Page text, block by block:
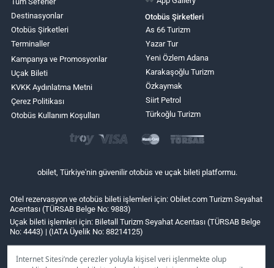
İnternet Sitesi’nde çerezler yoluyla kişisel veri işlenmekte olup
Destinasyonlar
Otobüs Şirketleri
Terminaller
Kampanya ve Promosyonlar
Uçak Bileti
KVKK Aydınlatma Metni
Çerez Politikası
Otobüs Kullanım Koşulları
Otobüs Şirketleri
As 66 Turizm
Yazar Tur
Yeni Özlem Adana
Karakaşoğlu Turizm
Özkaymak
Siirt Petrol
Türkoğlu Turizm
obilet, Türkiye'nin güvenilir otobüs ve uçak bileti platformu.
Otel rezervasyon ve otobüs bileti işlemleri için: Obilet.com Turizm Seyahat
Acentası (TÜRSAB Belge No: 9883)
Uçak bileti işlemleri için: Biletall Turizm Seyahat Acentası (TÜRSAB Belge
No: 4443) | (IATA Üyelik No: 88214125)